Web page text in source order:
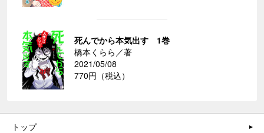
死んでから本気出す 1巻
橋本くらら／著
2021/05/08
770円（税込）
トップ